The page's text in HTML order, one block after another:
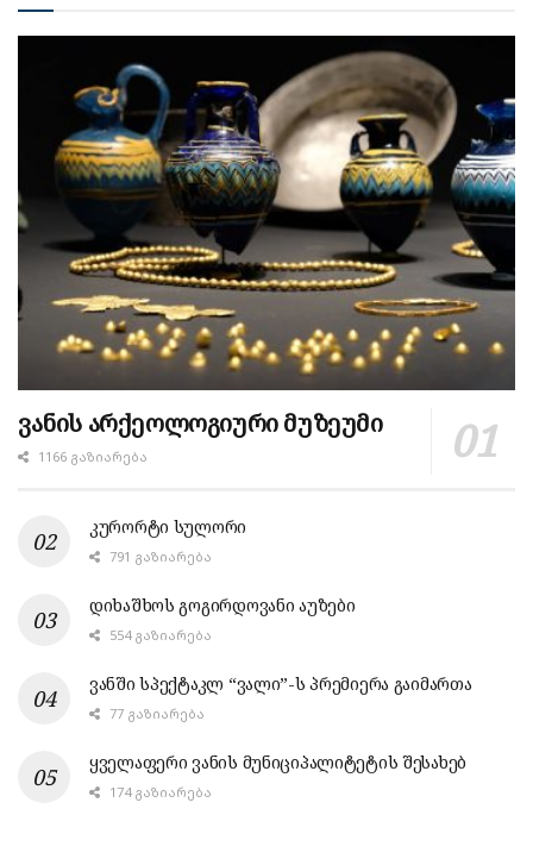
ვანის არქეოლოგიური მუზეუმი
1166 ᲒᲐᲖᲘᲐᲠᲔᲑᲐ
კურორტი სულორი
791 ᲒᲐᲖᲘᲐᲠᲔᲑᲐ
დიხაშხოს გოგირდოვანი აუზები
554 ᲒᲐᲖᲘᲐᲠᲔᲑᲐ
ვანში სპექტაკლ “ვალი”-ს პრემიერა გაიმართა
77 ᲒᲐᲖᲘᲐᲠᲔᲑᲐ
ყველაფერი ვანის მუნიციპალიტეტის შესახებ
174 ᲒᲐᲖᲘᲐᲠᲔᲑᲐ